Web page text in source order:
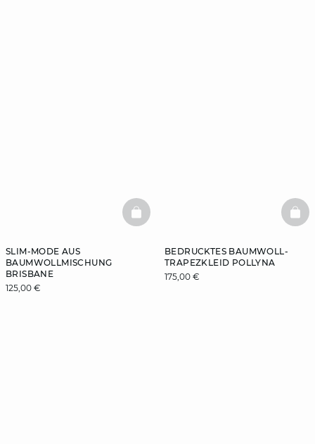
SLIM-MODE AUS
BAUMWOLLMISCHUNG
BRISBANE
125,00 €
BASKETFULL
BEDRUCKTES BAUMWOLL-
TRAPEZKLEID POLLYNA
175,00 €